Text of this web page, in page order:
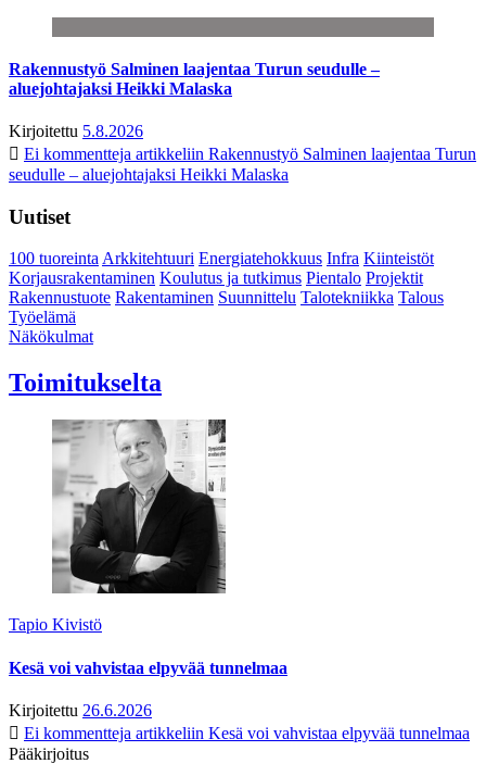
Rakennustyö Salminen laajentaa Turun seudulle –
aluejohtajaksi Heikki Malaska
Kirjoitettu 5.8.2026
Ei kommentteja artikkeliin Rakennustyö Salminen laajentaa Turun
seudulle – aluejohtajaksi Heikki Malaska
Uutiset
100 tuoreintaArkkitehtuuri Energiatehokkuus Infra Kiinteistöt
Korjausrakentaminen Koulutus ja tutkimus Pientalo Projektit
Rakennustuote Rakentaminen Suunnittelu Talotekniikka Talous
Työelämä
Näkökulmat
Toimitukselta
Tapio Kivistö
Kesä voi vahvistaa elpyvää tunnelmaa
Kirjoitettu 26.6.2026
Ei kommentteja artikkeliin Kesä voi vahvistaa elpyvää tunnelmaa
Pääkirjoitus